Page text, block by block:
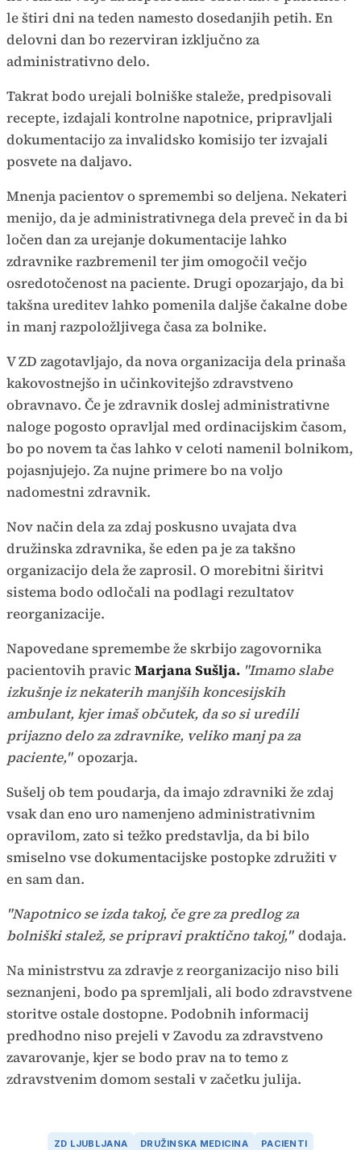
le štiri dni na teden namesto dosedanjih petih. En
delovni dan bo rezerviran izključno za
administrativno delo.
Takrat bodo urejali bolniške staleže, predpisovali
recepte, izdajali kontrolne napotnice, pripravljali
dokumentacijo za invalidsko komisijo ter izvajali
posvete na daljavo.
Mnenja pacientov o spremembi so deljena. Nekateri
menijo, da je administrativnega dela preveč in da bi
ločen dan za urejanje dokumentacije lahko
zdravnike razbremenil ter jim omogočil večjo
osredotočenost na paciente. Drugi opozarjajo, da bi
takšna ureditev lahko pomenila daljše čakalne dobe
in manj razpoložljivega časa za bolnike.
V ZD zagotavljajo, da nova organizacija dela prinaša
kakovostnejšo in učinkovitejšo zdravstveno
obravnavo. Če je zdravnik doslej administrativne
naloge pogosto opravljal med ordinacijskim časom,
bo po novem ta čas lahko v celoti namenil bolnikom,
pojasnjujejo. Za nujne primere bo na voljo
nadomestni zdravnik.
Nov način dela za zdaj poskusno uvajata dva
družinska zdravnika, še eden pa je za takšno
organizacijo dela že zaprosil. O morebitni širitvi
sistema bodo odločali na podlagi rezultatov
reorganizacije.
Napovedane spremembe že skrbijo zagovornika
pacientovih pravicMarjana Sušlja. "Imamo slabe
izkušnje iz nekaterih manjših koncesijskih
ambulant, kjer imaš občutek, da so si uredili
prijazno delo za zdravnike, veliko manj pa za
paciente," opozarja.
Sušelj ob tem poudarja, da imajo zdravniki že zdaj
vsak dan eno uro namenjeno administrativnim
opravilom, zato si težko predstavlja, da bi bilo
smiselno vse dokumentacijske postopke združiti v
en sam dan.
"Napotnico se izda takoj, če gre za predlog za
bolniški stalež, se pripravi praktično takoj," dodaja.
Na ministrstvu za zdravje z reorganizacijo niso bili
seznanjeni, bodo pa spremljali, ali bodo zdravstvene
storitve ostale dostopne. Podobnih informacij
predhodno niso prejeli v Zavodu za zdravstveno
zavarovanje, kjer se bodo prav na to temo z
zdravstvenim domom sestali v začetku julija.
ZD LJUBLJANA DRUŽINSKA MEDICINA
PACIENTI